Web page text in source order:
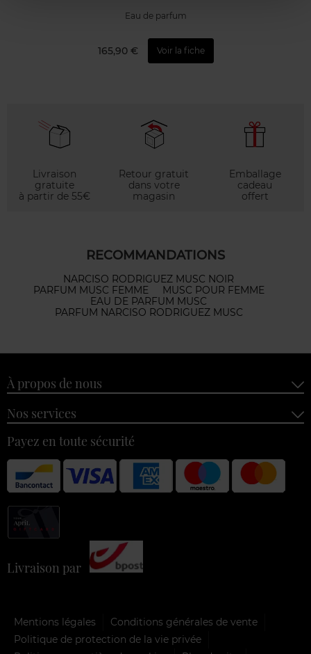
Eau de parfum
165,90 € Voir la fiche
Livraison
gratuite
à partir de 55€
Retour gratuit
dans votre
magasin
Emballage
cadeau
offert
RECOMMANDATIONS
NARCISO RODRIGUEZ MUSC NOIR
PARFUM MUSC FEMME
MUSC POUR FEMME
EAU DE PARFUM MUSC
PARFUM NARCISO RODRIGUEZ MUSC
À propos de nous
Nos services
Payez en toute sécurité
Livraison par
Mentions légales
Conditions générales de vente
Politique de protection de la vie privée